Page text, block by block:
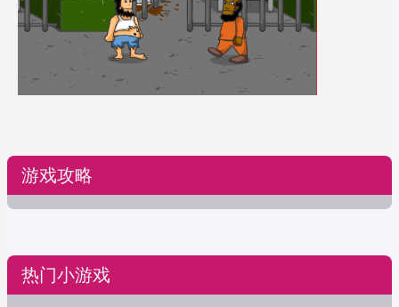
游戏攻略
热门小游戏